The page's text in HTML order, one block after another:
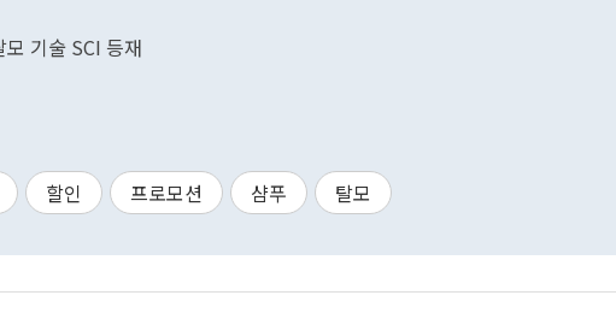
기술 SCI 등재
할인 프로모션 샴푸 탈모